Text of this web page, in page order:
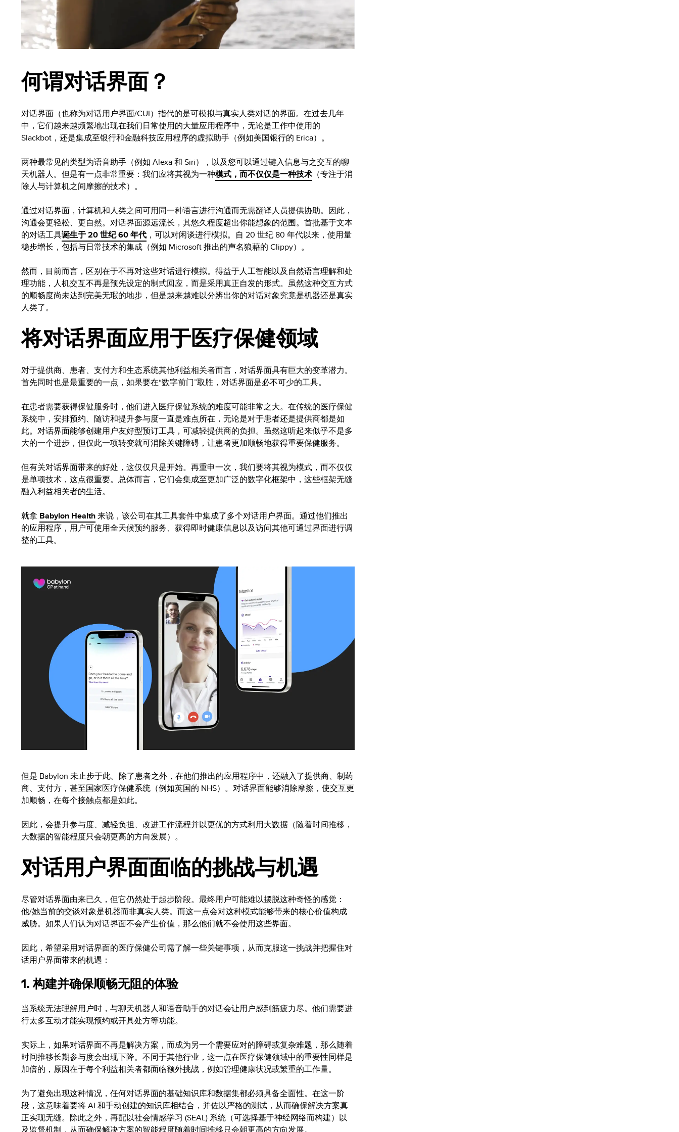
何谓对话界面？
对话界面（也称为对话用户界面/CUI）指代的是可模拟与真实人类对话的界面。在过去几年
中，它们越来越频繁地出现在我们日常使用的大量应用程序中，无论是工作中使用的
Slackbot，还是集成至银行和金融科技应用程序的虚拟助手（例如美国银行的 Erica）。
两种最常见的类型为语音助手（例如 Alexa 和 Siri），以及您可以通过键入信息与之交互的聊
天机器人。但是有一点非常重要：我们应将其视为一种模式，而不仅仅是一种技术 （专注于消
除人与计算机之间摩擦的技术）。
通过对话界面，计算机和人类之间可用同一种语言进行沟通而无需翻译人员提供协助。因此，
沟通会更轻松、更自然。对话界面源远流长，其悠久程度超出你能想象的范围。首批基于文本
的对话工具诞生于 20 世纪 60 年代 ，可以对闲谈进行模拟。自 20 世纪 80 年代以来，使用量
稳步增长，包括与日常技术的集成（例如 Microsoft 推出的声名狼藉的 Clippy）。
然而，目前而言，区别在于不再对这些对话进行模拟。得益于人工智能以及自然语言理解和处
理功能，人机交互不再是预先设定的制式回应，而是采用真正自发的形式。虽然这种交互方式
的顺畅度尚未达到完美无瑕的地步，但是越来越难以分辨出你的对话对象究竟是机器还是真实
人类了。
将对话界面应用于医疗保健领域
对于提供商、患者、支付方和生态系统其他利益相关者而言，对话界面具有巨大的变革潜力。
首先同时也是最重要的一点，如果要在“数字前门”取胜，对话界面是必不可少的工具。
在患者需要获得保健服务时，他们进入医疗保健系统的难度可能非常之大。在传统的医疗保健
系统中，安排预约、随访和提升参与度一直是难点所在，无论是对于患者还是提供商都是如
此。对话界面能够创建用户友好型预订工具，可减轻提供商的负担。虽然这听起来似乎不是多
大的一个进步，但仅此一项转变就可消除关键障碍，让患者更加顺畅地获得重要保健服务。
但有关对话界面带来的好处，这仅仅只是开始。再重申一次，我们要将其视为模式，而不仅仅
是单项技术，这点很重要。总体而言，它们会集成至更加广泛的数字化框架中，这些框架无缝
融入利益相关者的生活。
就拿 Babylon Health来说，该公司在其工具套件中集成了多个对话用户界面。通过他们推出
的应用程序，用户可使用全天候预约服务、获得即时健康信息以及访问其他可通过界面进行调
整的工具。
但是 Babylon 未止步于此。除了患者之外，在他们推出的应用程序中，还融入了提供商、制药
商、支付方，甚至国家医疗保健系统（例如英国的 NHS）。对话界面能够消除摩擦，使交互更
加顺畅，在每个接触点都是如此。
因此，会提升参与度、减轻负担、改进工作流程并以更优的方式利用大数据（随着时间推移，
大数据的智能程度只会朝更高的方向发展）。
对话用户界面面临的挑战与机遇
尽管对话界面由来已久，但它仍然处于起步阶段。最终用户可能难以摆脱这种奇怪的感觉：
他/她当前的交谈对象是机器而非真实人类。而这一点会对这种模式能够带来的核心价值构成
威胁。如果人们认为对话界面不会产生价值，那么他们就不会使用这些界面。
因此，希望采用对话界面的医疗保健公司需了解一些关键事项，从而克服这一挑战并把握住对
话用户界面带来的机遇：
1. 构建并确保顺畅无阻的体验
当系统无法理解用户时，与聊天机器人和语音助手的对话会让用户感到筋疲力尽。他们需要进
行太多互动才能实现预约或开具处方等功能。
实际上，如果对话界面不再是解决方案，而成为另一个需要应对的障碍或复杂难题，那么随着
时间推移长期参与度会出现下降。不同于其他行业，这一点在医疗保健领域中的重要性同样是
加倍的，原因在于每个利益相关者都面临额外挑战，例如管理健康状况或繁重的工作量。
为了避免出现这种情况，任何对话界面的基础知识库和数据集都必须具备全面性。在这一阶
段，这意味着要将 AI 和手动创建的知识库相结合，并佐以严格的测试，从而确保解决方案真
正实现无缝。除此之外，再配以社会情感学习 (SEAL) 系统（可选择基于神经网络而构建）以